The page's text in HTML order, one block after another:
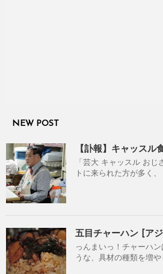
NEW POST
【訃報】キャッスル
「芸大 キャッスル おじ
トに来られた方が多く
五目チャーハン [ア
っんまいっ！チャーハ
うな、具材の種類を増や